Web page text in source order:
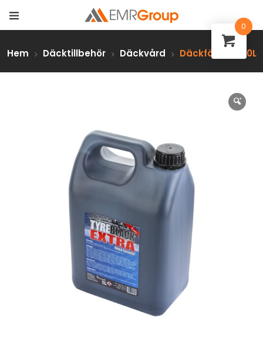
Hem Däcktillbehör Däckvård Däckfärg 5L=20L
0